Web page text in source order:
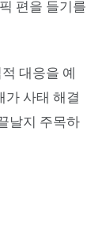
편을 들기를
대응을 예
가 사태 해결
날지 주목하